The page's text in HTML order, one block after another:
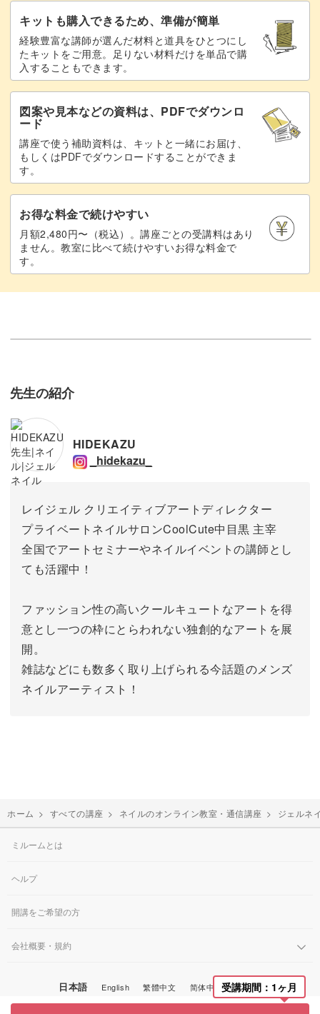
キットも購入できるため、準備が簡単
経験豊富な講師が選んだ材料と道具をひとつにし
たキットをご用意。足りない材料だけを単品で購
入することもできます。
図案や見本などの資料は、PDFでダウンロ
ード
講座で使う補助資料は、キットと一緒にお届け、
もしくはPDFでダウンロードすることができま
す。
お得な料金で続けやすい
月額2,480円〜（税込）。講座ごとの受講料はあり
ません。教室に比べて続けやすいお得な料金で
す。
先生の紹介
HIDEKAZU
_hidekazu_
レイジェル クリエイティブアートディレクター
プライベートネイルサロンCoolCute中目黒 主宰
全国でアートセミナーやネイルイベントの講師とし
ても活躍中！
ファッション性の高いクールキュートなアートを得
意とし一つの枠にとらわれない独創的なアートを展
開。
雑誌などにも数多く取り上げられる今話題のメンズ
ネイルアーティスト！
ホーム > すべての講座 > ネイルのオンライン教室・通信講座 > ジェルネ
受講期間：1ヶ月
ミルームとは
ヘルプ
開講をご希望の方
会社概要・規約
日本語 English 繁體中文 简体中文 한국어